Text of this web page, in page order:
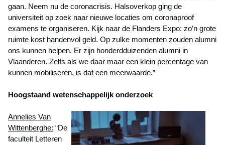
gaan. Neem nu de coronacrisis. Halsoverkop ging de
universiteit op zoek naar nieuwe locaties om coronaproof
examens te organiseren. Kijk naar de Flanders Expo: zo’n grote
ruimte kost handenvol geld. Op zulke momenten zouden alumni
ons kunnen helpen. Er zijn honderdduizenden alumni in
Vlaanderen. Zelfs als we daar maar een klein percentage van
kunnen mobiliseren, is dat een meerwaarde.”
Hoogstaand wetenschappelijk onderzoek
Annelies Van
Wittenberghe: “De
faculteit Letteren